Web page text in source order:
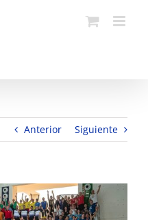
Anterior Siguiente